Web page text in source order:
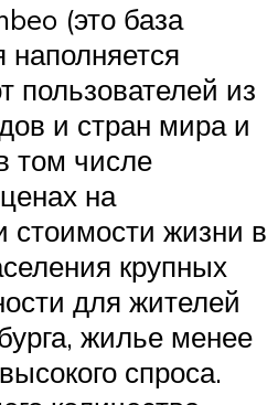
(это база
наполняется
пользователей из
и стран мира и
том числе
на
стоимости жизни в
крупных
для жителей
жилье менее
спроса.